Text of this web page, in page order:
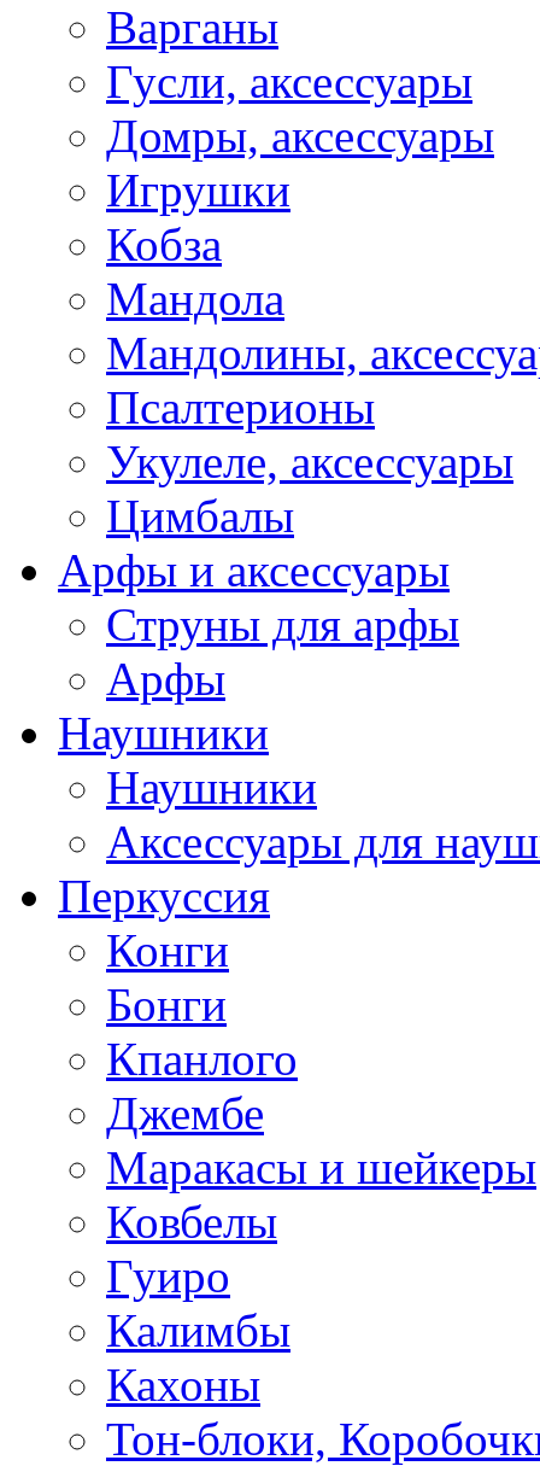
Варганы
Гусли, аксессуары
Домры, аксессуары
Игрушки
Кобза
Мандола
Мандолины,
Псалтерионы
Укулеле, аксессуары
Цимбалы
Арфы и аксессуары
Струны для арфы
Арфы
Наушники
Наушники
Аксессуары для
Перкуссия
Конги
Бонги
Кпанлого
Джембе
Маракасы и шейкеры
Ковбелы
Гуиро
Калимбы
Кахоны
Тон-блоки,